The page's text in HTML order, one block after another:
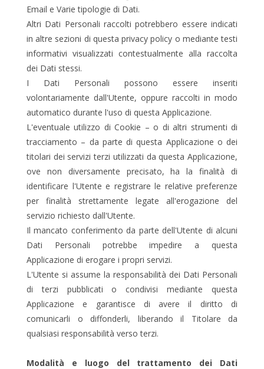
Email e Varie tipologie di Dati.
Altri Dati Personali raccolti potrebbero essere indicati
in altre sezioni di questa privacy policy o mediante testi
informativi visualizzati contestualmente alla raccolta
dei Dati stessi.
I Dati Personali possono essere inseriti
volontariamente dall'Utente, oppure raccolti in modo
automatico durante l'uso di questa Applicazione.
L'eventuale utilizzo di Cookie – o di altri strumenti di
tracciamento – da parte di questa Applicazione o dei
titolari dei servizi terzi utilizzati da questa Applicazione,
ove non diversamente precisato, ha la finalità di
identificare l'Utente e registrare le relative preferenze
per finalità strettamente legate all'erogazione del
servizio richiesto dall'Utente.
Il mancato conferimento da parte dell'Utente di alcuni
Dati Personali potrebbe impedire a questa
Applicazione di erogare i propri servizi.
L'Utente si assume la responsabilità dei Dati Personali
di terzi pubblicati o condivisi mediante questa
Applicazione e garantisce di avere il diritto di
comunicarli o diffonderli, liberando il Titolare da
qualsiasi responsabilità verso terzi.
Modalità e luogo del trattamento dei Dati